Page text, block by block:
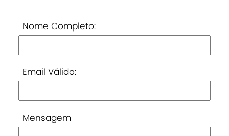
Nome Completo:
Email Válido:
Mensagem